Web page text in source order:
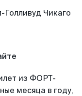
из ФОРТ-
месяца в году,